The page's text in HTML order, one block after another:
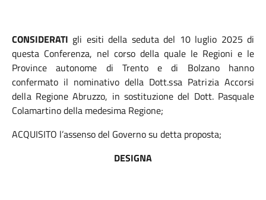
CONSIDERATI gli esiti della seduta del 10 luglio 2025 di
questa Conferenza, nel corso della quale le Regioni e le
Province autonome di Trento e di Bolzano hanno
confermato il nominativo della Dott.ssa Patrizia Accorsi
della Regione Abruzzo, in sostituzione del Dott. Pasquale
Colamartino della medesima Regione;
ACQUISITO l’assenso del Governo su detta proposta;
DESIGNA